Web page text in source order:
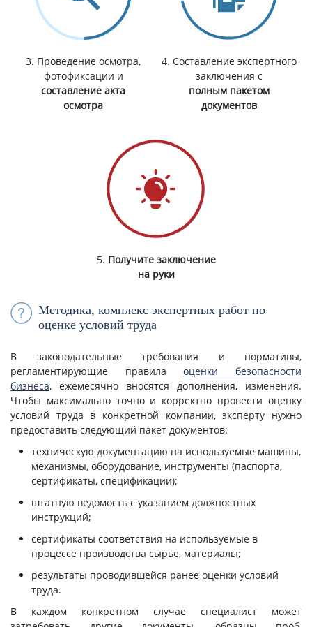
3. Проведение осмотра,
фотофиксации и
составление акта
осмотра
4. Составление экспертного
заключения с
полным пакетом
документов
5. Получите заключение
на руки
Методика, комплекс экспертных работ по
оценке условий труда
В законодательные требования и нормативы,
регламентирующие правилаоценки безопасности
бизнеса, ежемесячно вносятся дополнения, изменения.
Чтобы максимально точно и корректно провести оценку
условий труда в конкретной компании, эксперту нужно
предоставить следующий пакет документов:
техническую документацию на используемые машины,
механизмы, оборудование, инструменты (паспорта,
сертификаты, спецификации);
штатную ведомость с указанием должностных
инструкций;
сертификаты соответствия на используемые в
процессе производства сырье, материалы;
результаты проводившейся ранее оценки условий
труда.
В каждом конкретном случае специалист может